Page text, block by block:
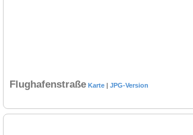
Flughafenstraße Karte | JPG-Version